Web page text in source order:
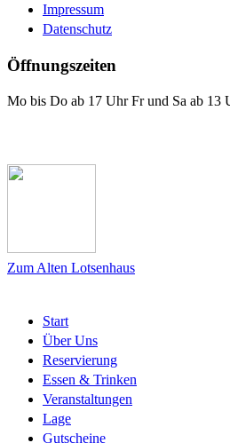
Impressum
Datenschutz
Öffnungszeiten
Mo bis Do ab 17 Uhr Fr und Sa ab 13
Zum Alten Lotsenhaus
Start
Über Uns
Reservierung
Essen & Trinken
Veranstaltungen
Lage
Gutscheine